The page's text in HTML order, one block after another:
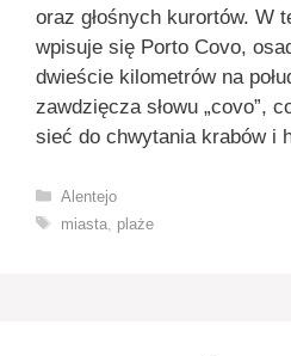
oraz głośnych kurortów. W
wpisuje się Porto Covo,
dwieście kilometrów na
zawdzięcza słowu „covo”,
sieć do chwytania krabów i
Kategorie
Alentejo
Tagi
miasta, plaże